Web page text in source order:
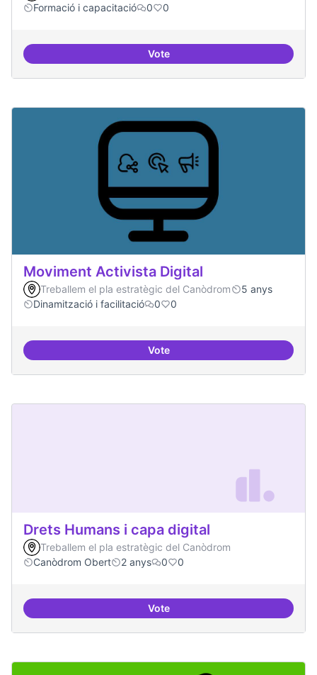
Formació i capacitació
0 0
VoteTècniques de seguretat digital
Moviment Activista Digital
Treballem el pla estratègic del Canòdrom
5 anys
Dinamització i facilitació
0 0
VoteMoviment Activista Digital
Drets Humans i capa digital
Treballem el pla estratègic del Canòdrom
Canòdrom Obert
2 anys 0 0
VoteDrets Humans i capa digital